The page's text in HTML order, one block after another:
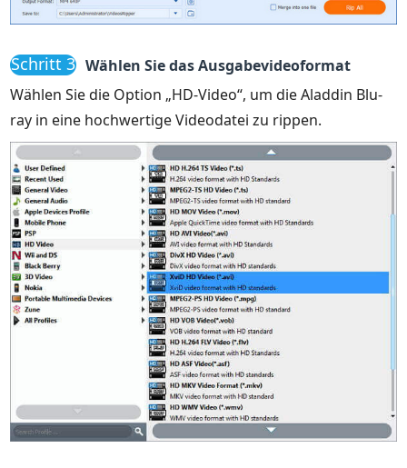
Schritt 3 Wählen Sie das Ausgabevideoformat
Wählen Sie die Option „HD-Video“, um die Aladdin Blu-
ray in eine hochwertige Videodatei zu rippen.